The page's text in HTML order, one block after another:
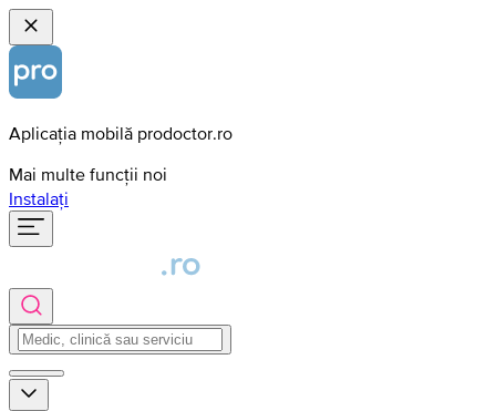
Aplicația mobilă prodoctor.ro
Mai multe funcții noi
Instalați